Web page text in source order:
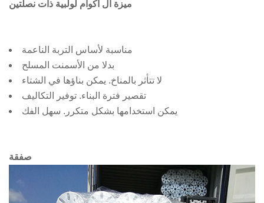
ميزة ال أكوام لولبية ذات نصلتين
مناسبة لأساس التربة الناعمة
بدلا من الأسمنت المسلح
لا تتأثر بالمناخ. يمكن بناؤها في الشتاء
تقصير فترة البناء. توفير التكاليف
يمكن استخدامها بشكل متكرر. سهل الفك
صفقة